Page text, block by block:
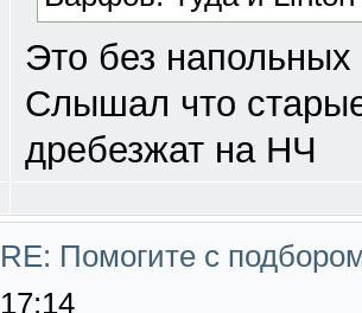
Это без напольных
Слышал что
дребезжат на НЧ
RE: Помогите с
17:14